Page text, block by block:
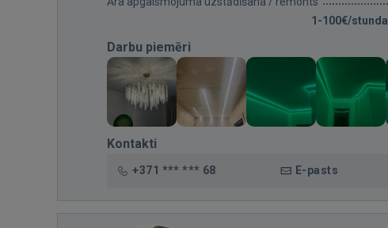
1-100€/stunda
Darbu piemēri
Kontakti
+371 *** *** 68 E-pasts